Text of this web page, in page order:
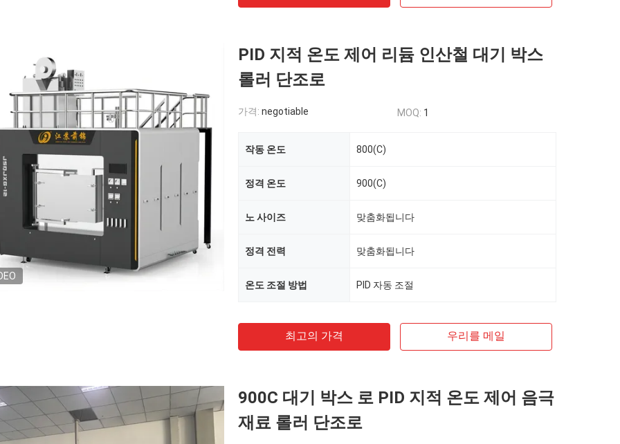
PID 지적 온도 제어 리듐 인산철 대기 박스
롤러 단조로
가격: negotiable MOQ: 1
작동 온도 800(C)
정격 온도 900(C)
노 사이즈 맞춤화됩니다
정격 전력 맞춤화됩니다
온도 조절 방법 PID 자동 조절
최고의 가격 우리를 메일
900C 대기 박스 로 PID 지적 온도 제어 음극
재료 롤러 단조로